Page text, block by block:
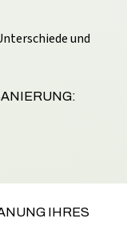
IHRES